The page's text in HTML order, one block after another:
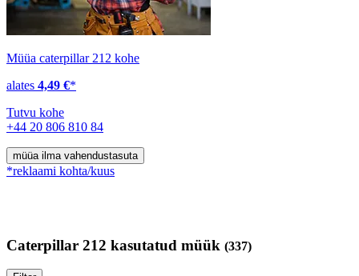
Müüa caterpillar 212 kohe
alates 4,49 €*
Tutvu kohe
+44 20 806 810 84
müüa ilma vahendustasuta
*reklaami kohta/kuus
Caterpillar 212 kasutatud müük (337)